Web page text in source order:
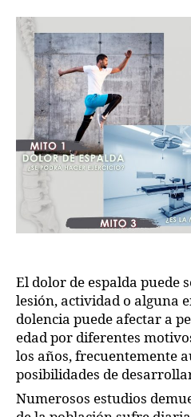
El dolor de espalda puede
lesión, actividad o alguna
dolencia puede afectar a
edad por diferentes
los años, frecuentemente
posibilidades de
Numerosos estudios